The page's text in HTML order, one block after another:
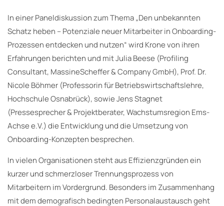
In einer Paneldiskussion zum Thema „Den unbekannten
Schatz heben – Potenziale neuer Mitarbeiter in Onboarding-
Prozessen entdecken und nutzen“ wird Krone von ihren
Erfahrungen berichten und mit Julia Beese (Profiling
Consultant, MassineScheffer & Company GmbH), Prof. Dr.
Nicole Böhmer (Professorin für Betriebswirtschaftslehre,
Hochschule Osnabrück), sowie Jens Stagnet
(Pressesprecher & Projektberater, Wachstumsregion Ems-
Achse e.V.) die Entwicklung und die Umsetzung von
Onboarding-Konzepten besprechen.
In vielen Organisationen steht aus Effizienzgründen ein
kurzer und schmerzloser Trennungsprozess von
Mitarbeitern im Vordergrund. Besonders im Zusammenhang
mit dem demografisch bedingten Personalaustausch geht